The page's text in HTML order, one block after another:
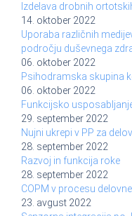
Izdelava drobnih
14. oktober 2022
Uporaba različnih
področju duševnega
06. oktober 2022
Psihodramska skupina
06. oktober 2022
Funkcijsko
29. september 2022
Nujni ukrepi v PP za
28. september 2022
Razvoj in funkcija roke
28. september 2022
COPM v procesu
23. avgust 2022